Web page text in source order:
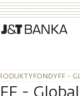
FONDYFF -
FF -